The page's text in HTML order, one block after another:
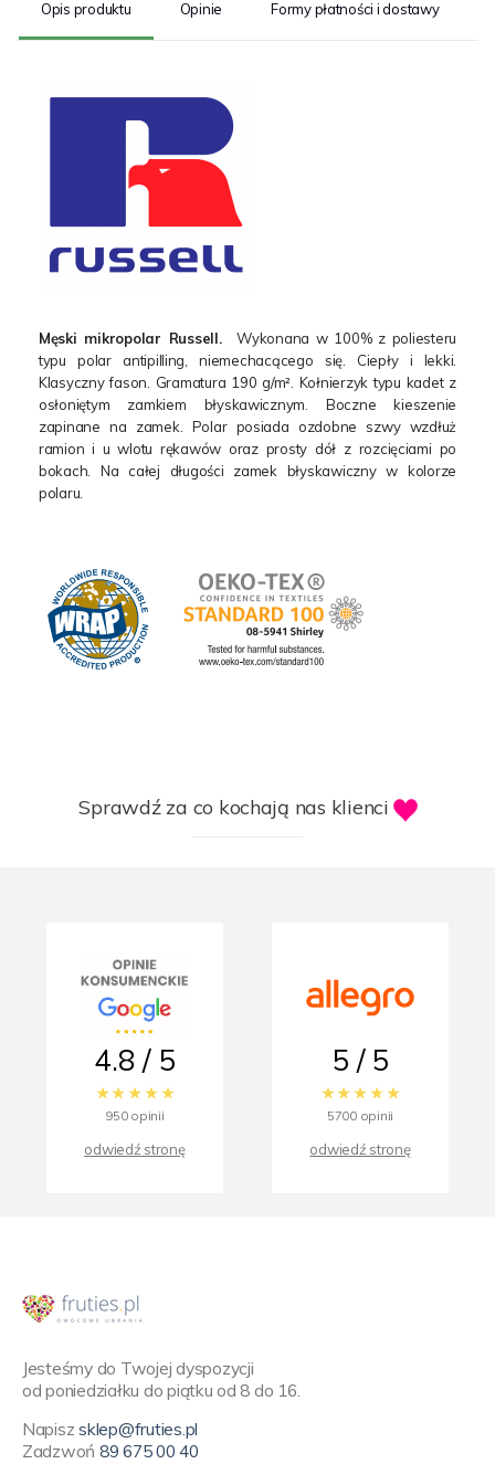
Opis produktu Opinie Formy płatności i dostawy
Męski mikropolar Russell.
Wykonana w 100% z poliesteru
typu polar antipilling, niemechacącego się. Ciepły i lekki.
Klasyczny fason. Gramatura 190 g/m². Kołnierzyk typu kadet z
osłoniętym zamkiem błyskawicznym. Boczne kieszenie
zapinane na zamek. Polar posiada ozdobne szwy wzdłuż
ramion i u wlotu rękawów oraz prosty dół z rozcięciami po
bokach. Na całej długości zamek błyskawiczny w kolorze
polaru.
Sprawdź za co kochają nas klienci
4.8 / 5
950 opinii
odwiedź stronę
5 / 5
5700 opinii
odwiedź stronę
Jesteśmy do Twojej dyspozycji
od poniedziałku do piątku od 8 do 16.
Napiszsklep@fruties.pl
Zadzwoń 89 675 00 40